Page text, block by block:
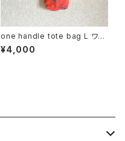
one handle tote bag L ワン
ハンドル トートバッグ c
¥4,000